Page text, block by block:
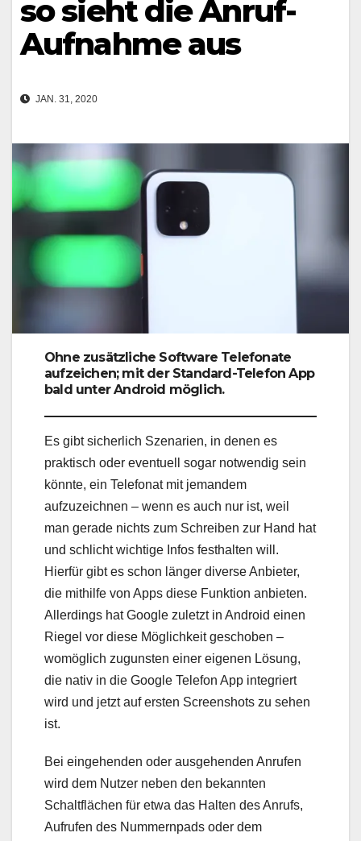
so sieht die Anruf-
Aufnahme aus
JAN. 31, 2020
Ohne zusätzliche Software Telefonate
aufzeichen; mit der Standard-Telefon App
bald unter Android möglich.
Es gibt sicherlich Szenarien, in denen es
praktisch oder eventuell sogar notwendig sein
könnte, ein Telefonat mit jemandem
aufzuzeichnen – wenn es auch nur ist, weil
man gerade nichts zum Schreiben zur Hand hat
und schlicht wichtige Infos festhalten will.
Hierfür gibt es schon länger diverse Anbieter,
die mithilfe von Apps diese Funktion anbieten.
Allerdings hat Google zuletzt in Android einen
Riegel vor diese Möglichkeit geschoben –
womöglich zugunsten einer eigenen Lösung,
die nativ in die Google Telefon App integriert
wird und jetzt auf ersten Screenshots zu sehen
ist.
Bei eingehenden oder ausgehenden Anrufen
wird dem Nutzer neben den bekannten
Schaltflächen für etwa das Halten des Anrufs,
Aufrufen des Nummernpads oder dem